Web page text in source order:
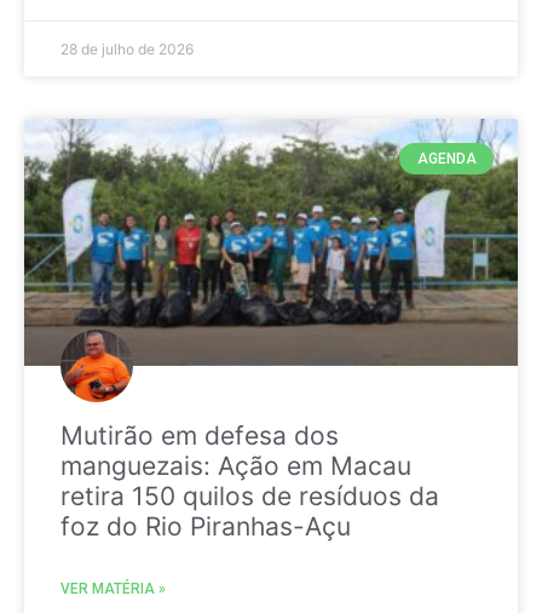
28 de julho de 2026
AGENDA
Mutirão em defesa dos
manguezais: Ação em Macau
retira 150 quilos de resíduos da
foz do Rio Piranhas-Açu
VER MATÉRIA »